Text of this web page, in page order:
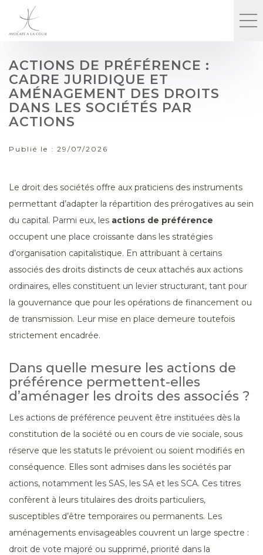
ACTIONS DE PRÉFÉRENCE :
CADRE JURIDIQUE ET
AMÉNAGEMENT DES DROITS
DANS LES SOCIÉTÉS PAR
ACTIONS
Publié le : 29/07/2026
Le droit des sociétés offre aux praticiens des instruments
permettant d’adapter la répartition des prérogatives au sein
du capital. Parmi eux, les actions de préférence
occupent une place croissante dans les stratégies
d’organisation capitalistique. En attribuant à certains
associés des droits distincts de ceux attachés aux actions
ordinaires, elles constituent un levier structurant, tant pour
la gouvernance que pour les opérations de financement ou
de transmission. Leur mise en place demeure toutefois
strictement encadrée.
Dans quelle mesure les actions de
préférence permettent-elles
d’aménager les droits des associés ?
Les actions de préférence peuvent être instituées dès la
constitution de la société ou en cours de vie sociale, sous
réserve que les statuts le prévoient ou soient modifiés en
conséquence. Elles sont admises dans les sociétés par
actions, notamment les SAS, les SA et les SCA. Ces titres
confèrent à leurs titulaires des droits particuliers,
susceptibles d’être temporaires ou permanents. Les
aménagements envisageables couvrent un large spectre :
droit de vote majoré ou supprimé, priorité dans la